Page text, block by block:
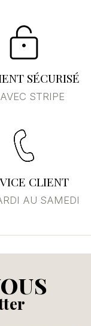
SÉCURISÉ
STRIPE
CLIENT
AU SAMEDI
des